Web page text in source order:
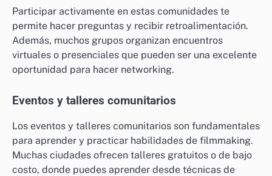
Participar activamente en estas comunidades te
permite hacer preguntas y recibir retroalimentación.
Además, muchos grupos organizan encuentros
virtuales o presenciales que pueden ser una excelente
oportunidad para hacer networking.
Eventos y talleres comunitarios
Los eventos y talleres comunitarios son fundamentales
para aprender y practicar habilidades de filmmaking.
Muchas ciudades ofrecen talleres gratuitos o de bajo
costo, donde puedes aprender desde técnicas de